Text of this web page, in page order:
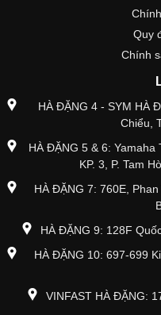
Quy
Chính
HÀ ĐẶNG 4 - SYM HÀ
Chiểu,
HÀ ĐẶNG 5 & 6: Yamaha
KP. 3, P. Tam
HÀ ĐẶNG 7: 760E,
HÀ ĐẶNG 9: 128F
HÀ ĐẶNG 10: 697-699
VINFAST HÀ ĐẶNG: